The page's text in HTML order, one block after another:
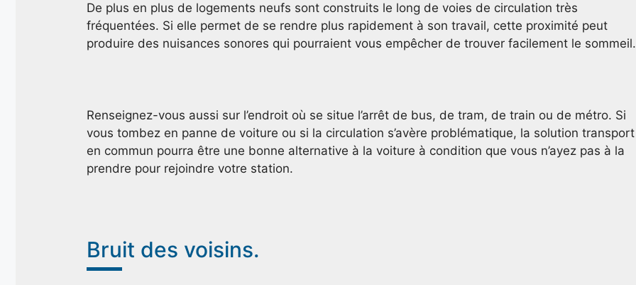
De plus en plus de logements neufs sont construits le long de voies de circulation très
fréquentées. Si elle permet de se rendre plus rapidement à son travail, cette proximité peut
produire des nuisances sonores qui pourraient vous empêcher de trouver facilement le sommeil.
Renseignez-vous aussi sur l’endroit où se situe l’arrêt de bus, de tram, de train ou de métro. Si
vous tombez en panne de voiture ou si la circulation s’avère problématique, la solution transport
en commun pourra être une bonne alternative à la voiture à condition que vous n’ayez pas à la
prendre pour rejoindre votre station.
Bruit des voisins.